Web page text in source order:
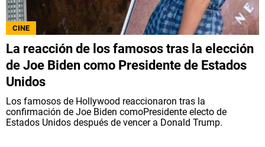
CINE
La reacción de los famosos tras la elección
de Joe Biden como Presidente de Estados
Unidos
Los famosos de Hollywood reaccionaron tras la
confirmación de Joe Biden comoPresidente electo de
Estados Unidos después de vencer a Donald Trump.